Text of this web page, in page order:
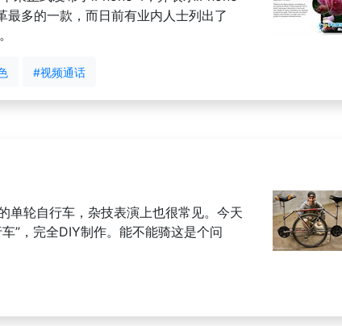
最多的一款，而日前有业内人士列出了
#视频通话
单轮自行车，杂技表演上也很常见。今天
”，完全DIY制作。能不能骑这是个问